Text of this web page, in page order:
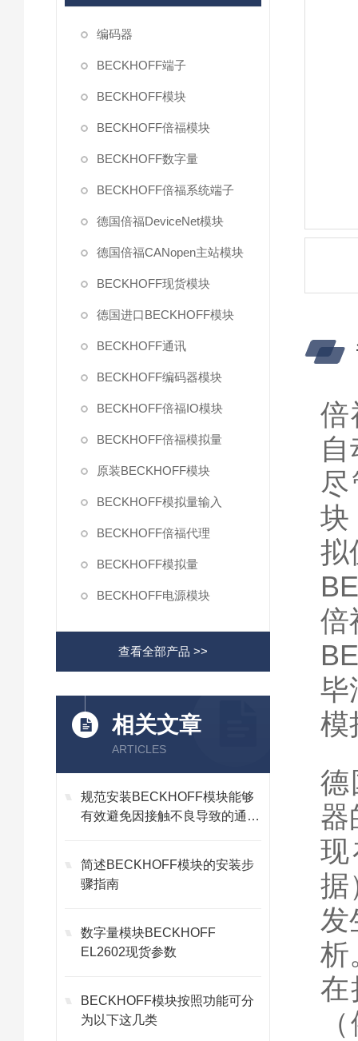
编码器
BECKHOFF端子
BECKHOFF模块
BECKHOFF倍福模块
BECKHOFF数字量
BECKHOFF倍福系统端子
德国倍福DeviceNet模块
德国倍福CANopen主站模块
BECKHOFF现货模块
德国进口BECKHOFF模块
BECKHOFF通讯
BECKHOFF编码器模块
BECKHOFF倍福IO模块
BECKHOFF倍福模拟量
原装BECKHOFF模块
BECKHOFF模拟量输入
BECKHOFF倍福代理
BECKHOFF模拟量
BECKHOFF电源模块
查看全部产品 >>
相关文章
ARTICLES
规范安装BECKHOFF模块能够
有效避免因接触不良导致的通讯
简述BECKHOFF模块的安装步
骤指南
数字量模块BECKHOFF
EL2602现货参数
BECKHOFF模块按照功能可分
为以下这几类
倍
块
拟
倍
毕
模
德
器
据
发
析
在